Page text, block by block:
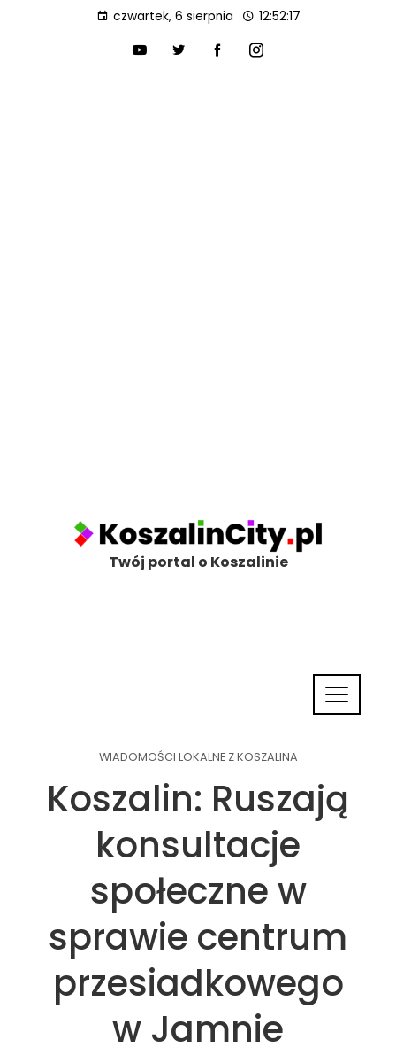
czwartek, 6 sierpnia 12:52:18
Twój portal o Koszalinie
WIADOMOŚCI LOKALNE Z KOSZALINA
Koszalin: Ruszają
konsultacje
społeczne w
sprawie centrum
przesiadkowego
w Jamnie